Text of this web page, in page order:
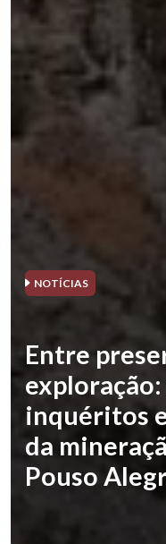
NOTÍCIAS
Entre
inquéritos
da
Pouso